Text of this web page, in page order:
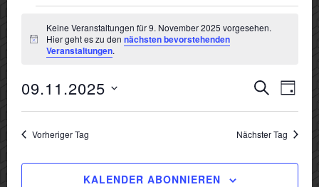
Veranstaltungen
für
2025
Hinweis
Keine Veranstaltungen für 9. November 2025 vorgesehen.
Hier geht es zu den nächsten bevorstehenden
Veranstaltungen.
Suche
und
SUCHE
TAG
09.11.2025
Datum
wählen.
Vorheriger Tag Nächster Tag
KALENDER ABONNIEREN